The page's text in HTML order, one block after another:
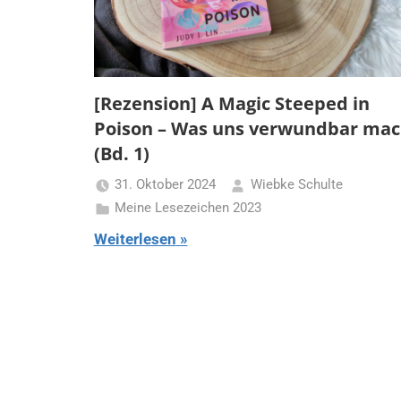
[Rezension] A Magic Steeped in
Poison – Was uns verwundbar
(Bd. 1)
31. Oktober 2024
Wiebke Schulte
Meine Lesezeichen 2023
Weiterlesen